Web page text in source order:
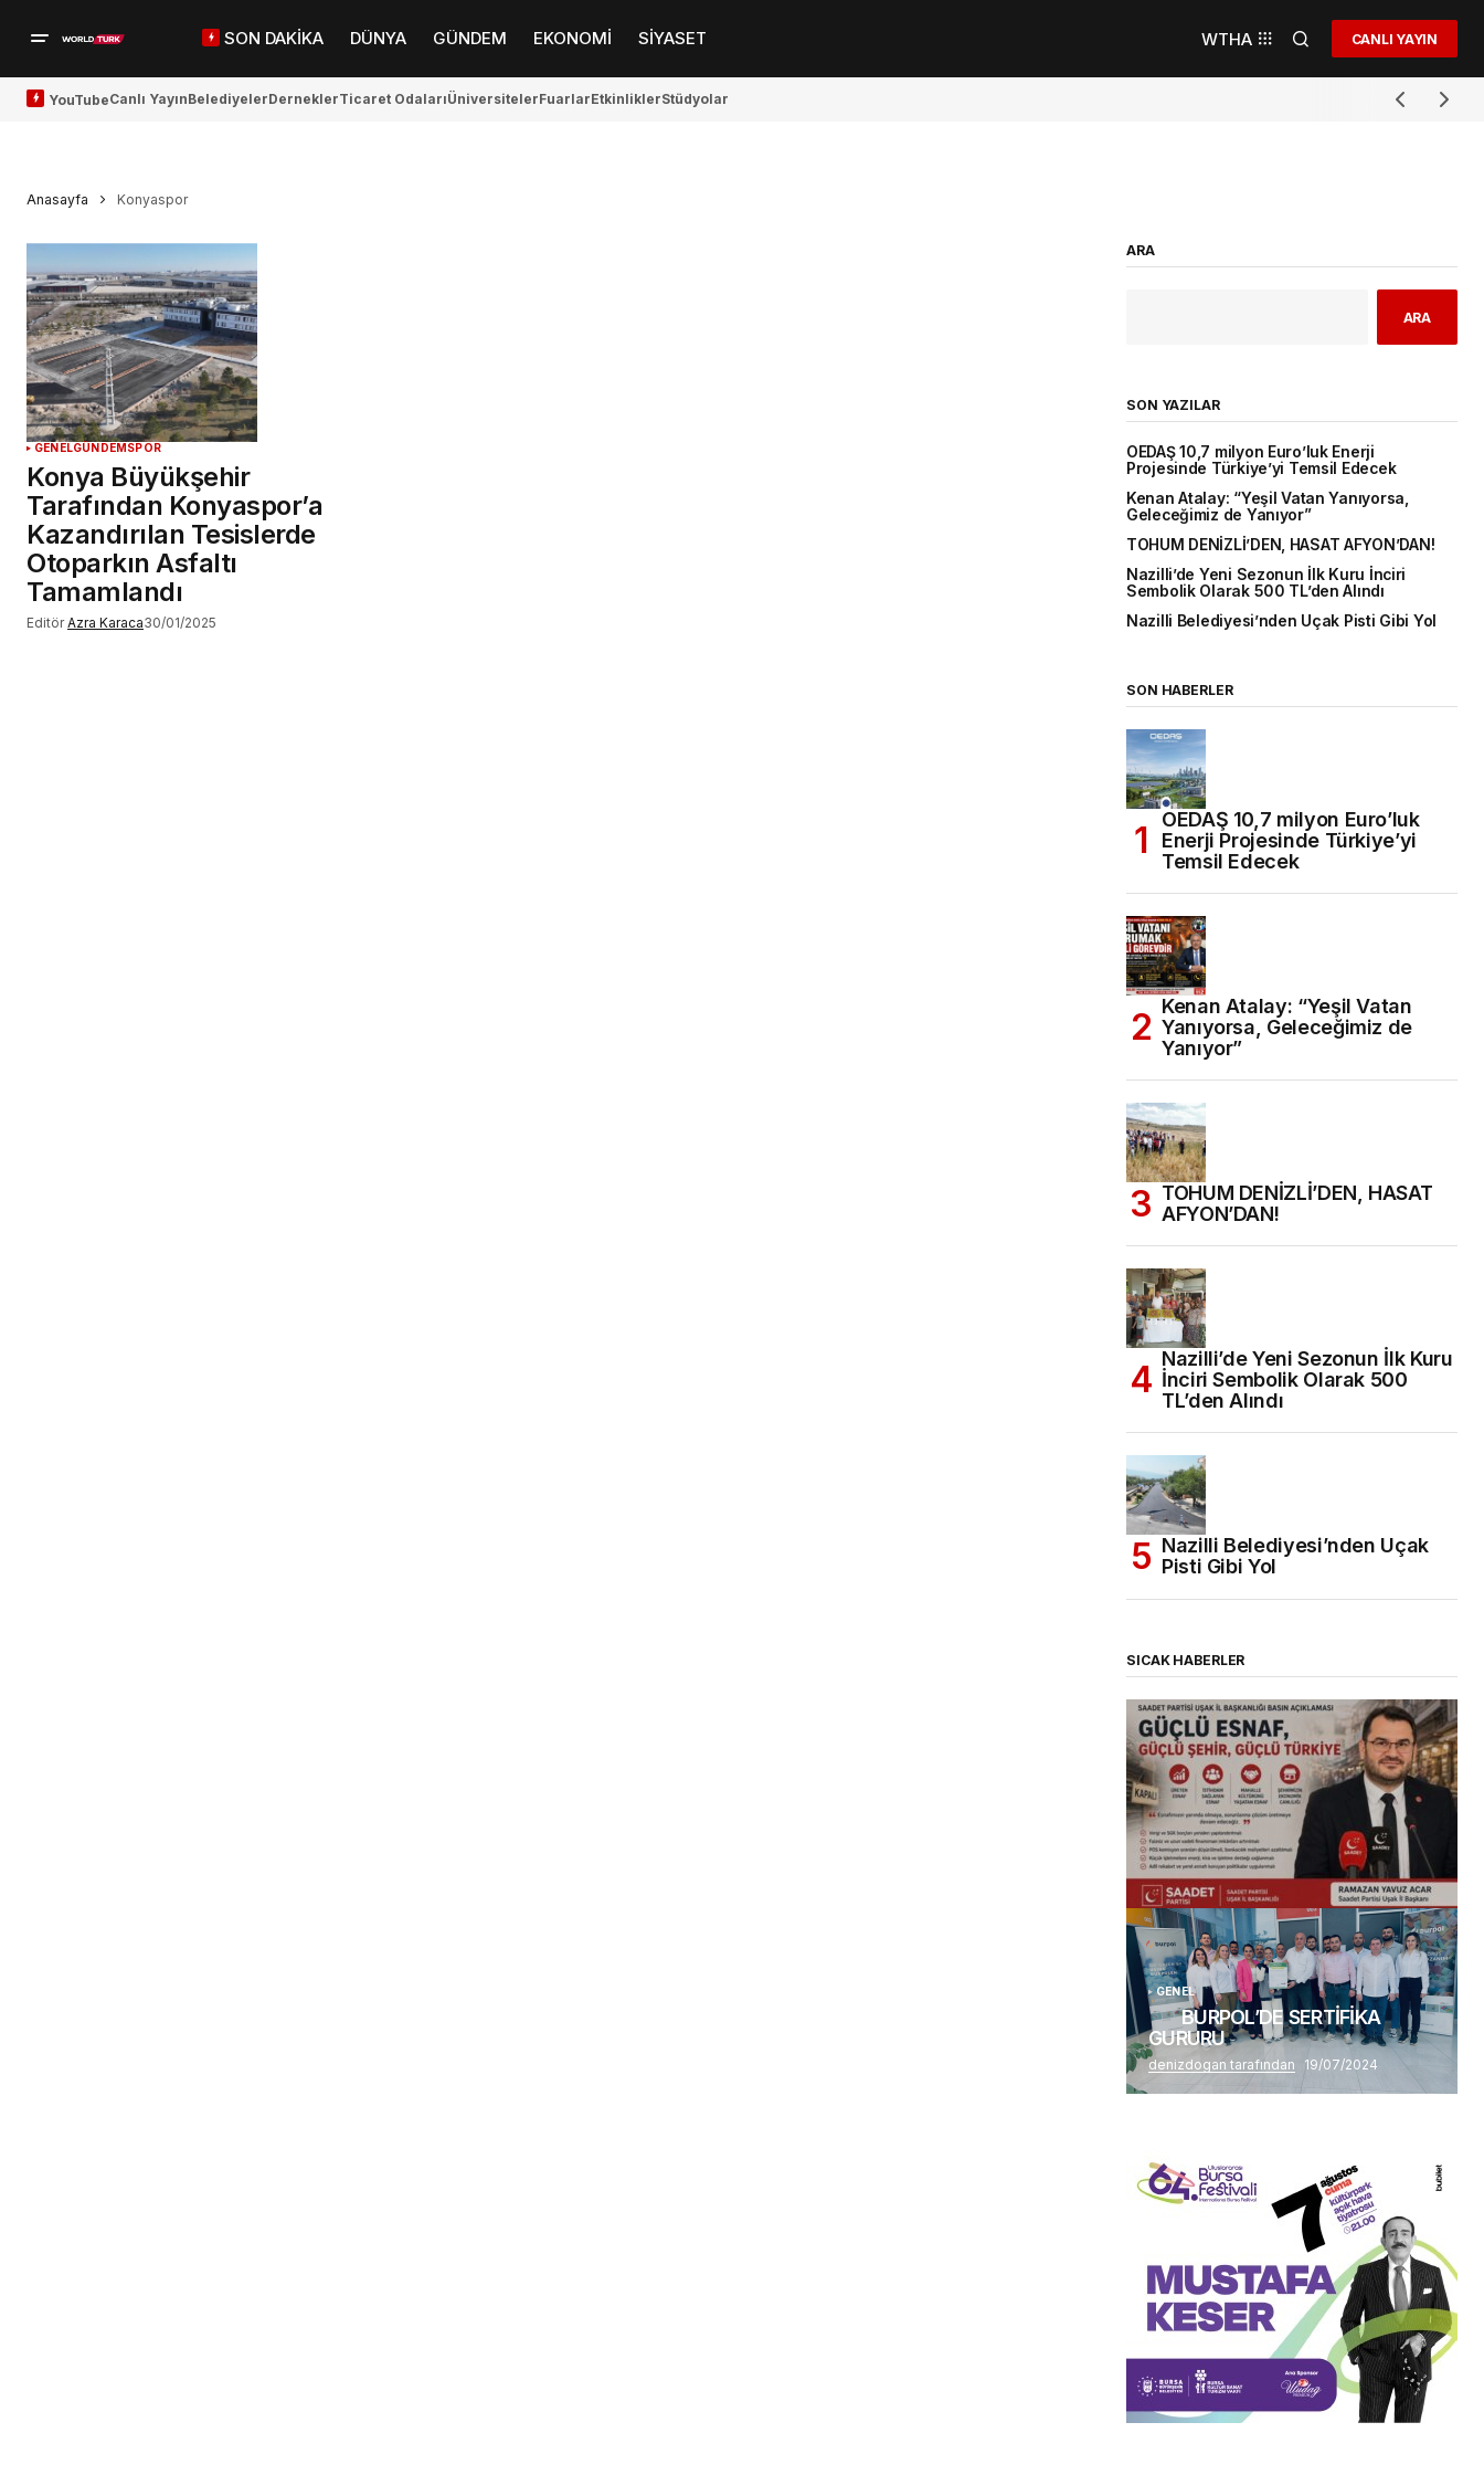
SON DAKİKA DÜNYA GÜNDEM EKONOMİ SİYASET WTHA CANLI YAYIN
YouTubeCanlı YayınBelediyelerDerneklerTicaret OdalarıÜniversitelerFuarlarEtkinliklerStüdyolar
Anasayfa Konyaspor
GENELGÜNDEMSPOR
Konya Büyükşehir
Tarafından Konyaspor’a
Kazandırılan Tesislerde
Otoparkın Asfaltı
Tamamlandı
Editör Azra Karaca30/01/2025
ARA
ARA
SON YAZILAR
OEDAŞ 10,7 milyon Euro’luk Enerji
Projesinde Türkiye’yi Temsil Edecek
Kenan Atalay: “Yeşil Vatan Yanıyorsa,
Geleceğimiz de Yanıyor”
TOHUM DENİZLİ’DEN, HASAT AFYON’DAN!
Nazilli’de Yeni Sezonun İlk Kuru İnciri
Sembolik Olarak 500 TL’den Alındı
Nazilli Belediyesi’nden Uçak Pisti Gibi Yol
SON HABERLER
OEDAŞ 10,7 milyon Euro’luk
Enerji Projesinde Türkiye’yi
Temsil Edecek
Kenan Atalay: “Yeşil Vatan
Yanıyorsa, Geleceğimiz de
Yanıyor”
TOHUM DENİZLİ’DEN, HASAT
AFYON’DAN!
Nazilli’de Yeni Sezonun İlk Kuru
İnciri Sembolik Olarak 500
TL’den Alındı
Nazilli Belediyesi’nden Uçak
Pisti Gibi Yol
SICAK HABERLER
(başlıksız)
Alaattin Karahan tarafından 14/07/2026
GENEL
BURPOL’DE SERTİFİKA
GURURU
denizdogan tarafından 19/07/2024